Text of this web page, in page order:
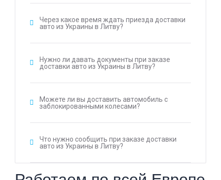
Через какое время ждать приезда доставки
авто из Украины в Литву?
Нужно ли давать документы при заказе
доставки авто из Украины в Литву?
Можете ли вы доставить автомобиль с
заблокированными колесами?
Что нужно сообщить при заказе доставки
авто из Украины в Литву?